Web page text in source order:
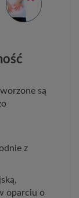
są
z
oparciu o